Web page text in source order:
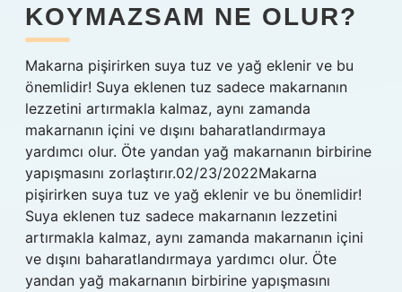
KOYMAZSAM NE OLUR?
Makarna pişirirken suya tuz ve yağ eklenir ve bu
önemlidir! Suya eklenen tuz sadece makarnanın
lezzetini artırmakla kalmaz, aynı zamanda
makarnanın içini ve dışını baharatlandırmaya
yardımcı olur. Öte yandan yağ makarnanın birbirine
yapışmasını zorlaştırır.02/23/2022Makarna
pişirirken suya tuz ve yağ eklenir ve bu önemlidir!
Suya eklenen tuz sadece makarnanın lezzetini
artırmakla kalmaz, aynı zamanda makarnanın içini
ve dışını baharatlandırmaya yardımcı olur. Öte
yandan yağ makarnanın birbirine yapışmasını